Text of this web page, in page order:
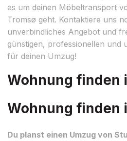
es um deinen Möbeltransport
Tromsø geht. Kontaktiere uns
unverbindliches Angebot und
günstigen, professionellen und
für deinen Umzug!
Wohnung finden
Wohnung finden
Du planst einen Umzug von